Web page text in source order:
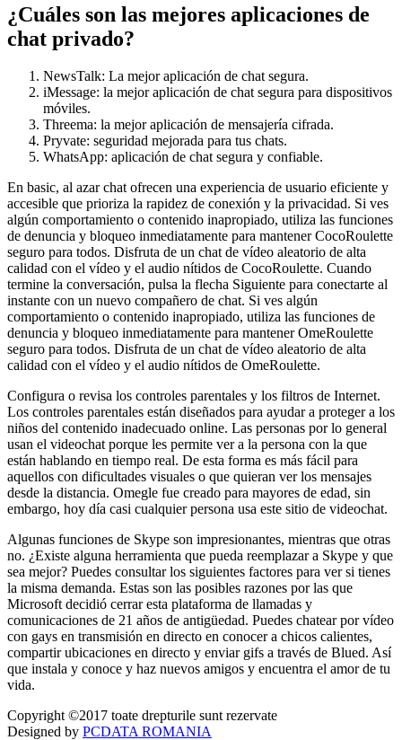
¿Cuáles son las mejores aplicaciones de
chat privado?
NewsTalk: La mejor aplicación de chat segura.
iMessage: la mejor aplicación de chat segura para dispositivos
móviles.
Threema: la mejor aplicación de mensajería cifrada.
Pryvate: seguridad mejorada para tus chats.
WhatsApp: aplicación de chat segura y confiable.
En basic, al azar chat ofrecen una experiencia de usuario eficiente y
accesible que prioriza la rapidez de conexión y la privacidad. Si ves
algún comportamiento o contenido inapropiado, utiliza las funciones
de denuncia y bloqueo inmediatamente para mantener CocoRoulette
seguro para todos. Disfruta de un chat de vídeo aleatorio de alta
calidad con el vídeo y el audio nítidos de CocoRoulette. Cuando
termine la conversación, pulsa la flecha Siguiente para conectarte al
instante con un nuevo compañero de chat. Si ves algún
comportamiento o contenido inapropiado, utiliza las funciones de
denuncia y bloqueo inmediatamente para mantener OmeRoulette
seguro para todos. Disfruta de un chat de vídeo aleatorio de alta
calidad con el vídeo y el audio nítidos de OmeRoulette.
Configura o revisa los controles parentales y los filtros de Internet.
Los controles parentales están diseñados para ayudar a proteger a los
niños del contenido inadecuado online. Las personas por lo general
usan el videochat porque les permite ver a la persona con la que
están hablando en tiempo real. De esta forma es más fácil para
aquellos con dificultades visuales o que quieran ver los mensajes
desde la distancia. Omegle fue creado para mayores de edad, sin
embargo, hoy día casi cualquier persona usa este sitio de videochat.
Algunas funciones de Skype son impresionantes, mientras que otras
no. ¿Existe alguna herramienta que pueda reemplazar a Skype y que
sea mejor? Puedes consultar los siguientes factores para ver si tienes
la misma demanda. Estas son las posibles razones por las que
Microsoft decidió cerrar esta plataforma de llamadas y
comunicaciones de 21 años de antigüedad. Puedes chatear por vídeo
con gays en transmisión en directo en conocer a chicos calientes,
compartir ubicaciones en directo y enviar gifs a través de Blued. Así
que instala y conoce y haz nuevos amigos y encuentra el amor de tu
vida.
Copyright ©2017 toate drepturile sunt rezervate
Designed by PCDATA ROMANIA